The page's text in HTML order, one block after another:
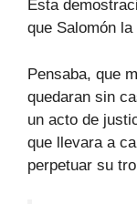
Esta
que Salomón
Pensaba, que
quedaran sin
un acto de
que llevara a
perpetuar su